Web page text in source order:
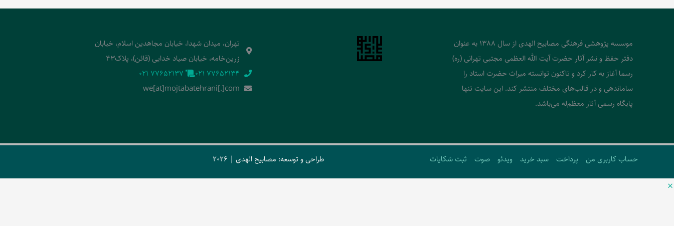
موسسه پژوهشی فرهنگی مصابیح الهدی از سال 1388 به عنوان
دفتر حفظ و نشر آثار حضرت آیت الله العظمی مجتبی تهرانی (ره)
رسما آغاز به کار کرد و تاکنون توانسته میراث حضرت استاد را
ساماندهی و در قالب‌های مختلف منتشر کند. این سایت تنها
پایگاه رسمی آثار معظم‌له می‌باشد.
تهران، میدان شهدا، خیابان مجاهدین اسلام، خیابان
زرین‌خامه، خیابان صیاد خدایی (قائن)، پلاک43
‭021 77652134‬
‭021 77652137‬
we[at]mojtabatehrani[.]com
حساب کاربری من پرداخت سبد خرید ویدئو صوت ثبت شکایات طراحی و توسعه: مصابیح الهدی | 2026